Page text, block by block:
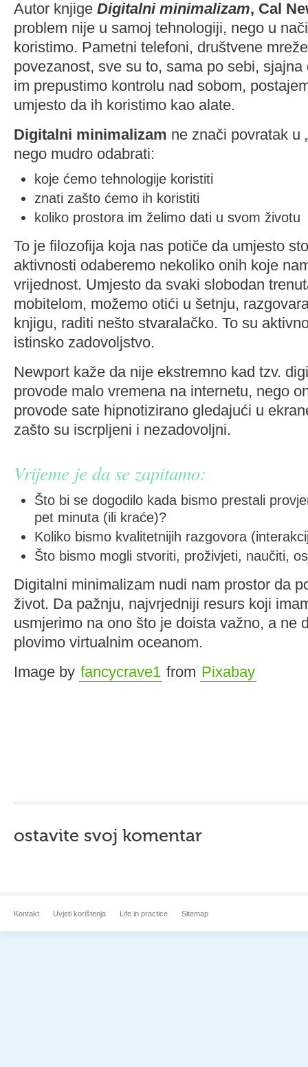
Autor knjige Digitalni minimalizam, Cal
problem nije u samoj tehnologiji, nego u
koristimo. Pametni telefoni, društvene
povezanost, sve su to, sama po sebi,
im prepustimo kontrolu nad sobom,
umjesto da ih koristimo kao alate.
Digitalni minimalizam ne znači povratak u
nego mudro odabrati:
koje ćemo tehnologije koristiti
znati zašto ćemo ih koristiti
koliko prostora im želimo dati u svom životu
To je filozofija koja nas potiče da umjesto
aktivnosti odaberemo nekoliko onih koje
vrijednost. Umjesto da svaki slobodan
mobitelom, možemo otići u šetnju,
knjigu, raditi nešto stvaralačko. To su
istinsko zadovoljstvo.
Newport kaže da nije ekstremno kad tzv.
provode malo vremena na internetu, nego
provode sate hipnotizirano gledajući u
zašto su iscrpljeni i nezadovoljni.
Vrijeme je da se zapitamo:
Što bi se dogodilo kada bismo prestali
pet minuta (ili kraće)?
Koliko bismo kvalitetnijih razgovora
Što bismo mogli stvoriti, proživjeti, naučiti,
Digitalni minimalizam nudi nam prostor da
život. Da pažnju, najvrjedniji resurs koji
usmjerimo na ono što je doista važno, a ne
plovimo virtualnim oceanom.
Image by fancycrave1 from Pixabay
ostavite svoj komentar
Kontakt Uvjeti korištenja Life in practice Sitemap